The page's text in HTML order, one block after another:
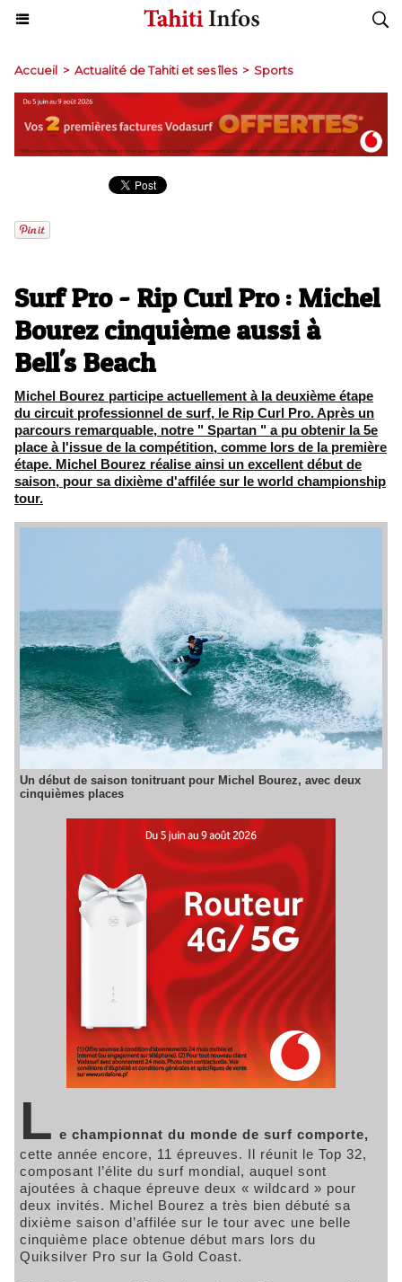
Accueil > Actualité de Tahiti et ses îles > Sports
Surf Pro - Rip Curl Pro : Michel
Bourez cinquième aussi à
Bell's Beach
Michel Bourez participe actuellement à la deuxième étape
du circuit professionnel de surf, le Rip Curl Pro. Après un
parcours remarquable, notre " Spartan " a pu obtenir la 5e
place à l'issue de la compétition, comme lors de la première
étape. Michel Bourez réalise ainsi un excellent début de
saison, pour sa dixième d'affilée sur le world championship
tour.
Un début de saison tonitruant pour Michel Bourez, avec deux
cinquièmes places
L e championnat du monde de surf comporte,
cette année encore, 11 épreuves. Il réunit le Top 32,
composant l’élite du surf mondial, auquel sont
ajoutées à chaque épreuve deux « wildcard » pour
deux invités. Michel Bourez a très bien débuté sa
dixième saison d’affilée sur le tour avec une belle
cinquième place obtenue début mars lors du
Quiksilver Pro sur la Gold Coast.